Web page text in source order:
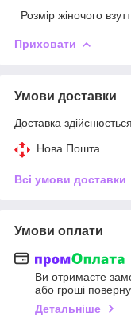
Розмір жіночого
Приховати
Умови доставки
Доставка
Нова Пошта
Всі умови доставки
Умови оплати
Ви отримаєте
або гроші
Детальніше